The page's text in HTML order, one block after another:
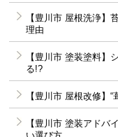
【豊川市 屋根洗浄】
理由
【豊川市 塗装塗料
る!?
【豊川市 屋根改修】
【豊川市 塗装アドバ